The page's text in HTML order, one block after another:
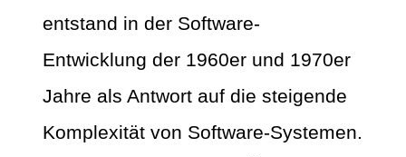
entstand in der Software-
Entwicklung der 1960er und 1970er
Jahre als Antwort auf die steigende
Komplexität von Software-Systemen.